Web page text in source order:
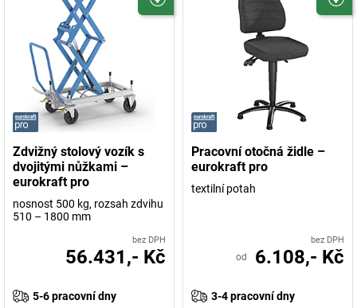
Zdvižný stolový vozík s
dvojitými nůžkami –
eurokraft pro
nosnost 500 kg, rozsah zdvihu
510 – 1800 mm
bez DPH
56.431,- Kč
5-6 pracovní dny
Pracovní otočná židle –
eurokraft pro
textilní potah
bez DPH
od 6.108,- Kč
3-4 pracovní dny